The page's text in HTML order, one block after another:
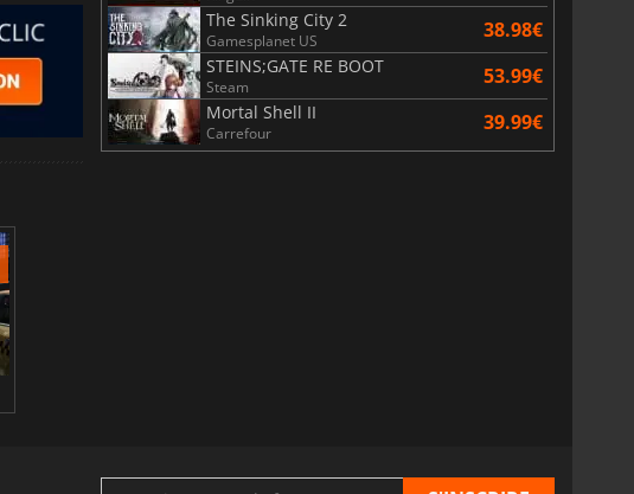
The Sinking City 2
Gamesplanet US 38.98€
STEINS;GATE RE BOOT
Steam 53.99€
Mortal Shell II
Carrefour 39.99€